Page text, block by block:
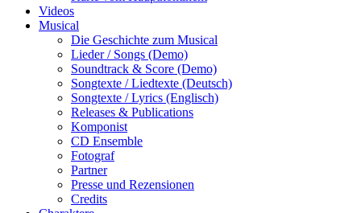
Videos
Musical
Die Geschichte zum Musical
Lieder / Songs (Demo)
Soundtrack & Score (Demo)
Songtexte / Liedtexte (Deutsch)
Songtexte / Lyrics (Englisch)
Releases & Publications
Komponist
CD Ensemble
Fotograf
Partner
Presse und Rezensionen
Credits